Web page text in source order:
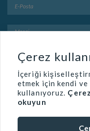
Çerez
İçeriği
etmek için kendi
kullanıyoruz.
okuyun